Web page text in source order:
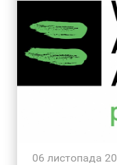
06 листопада